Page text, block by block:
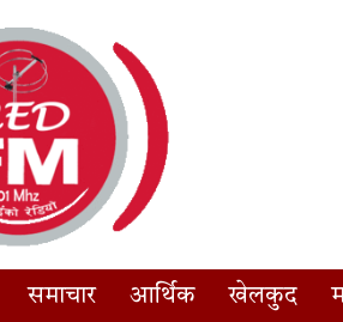
समाचार आर्थिक खेलकुद